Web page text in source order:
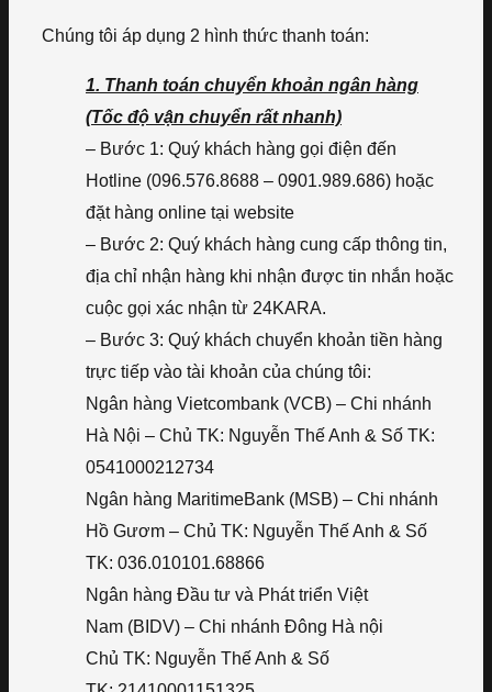
Chúng tôi áp dụng 2 hình thức thanh toán:
1. Thanh toán chuyển khoản ngân hàng
(Tốc độ vận chuyển rất nhanh)
– Bước 1: Quý khách hàng gọi điện đến
Hotline (096.576.8688 – 0901.989.686) hoặc
đặt hàng online tại website
– Bước 2: Quý khách hàng cung cấp thông tin,
địa chỉ nhận hàng khi nhận được tin nhắn hoặc
cuộc gọi xác nhận từ 24KARA.
– Bước 3: Quý khách chuyển khoản tiền hàng
trực tiếp vào tài khoản của chúng tôi:
Ngân hàng Vietcombank (VCB) – Chi nhánh
Hà Nội – Chủ TK: Nguyễn Thế Anh & Số TK:
0541000212734
Ngân hàng MaritimeBank (MSB) – Chi nhánh
Hồ Gươm – Chủ TK: Nguyễn Thế Anh & Số
TK: 036.010101.68866
Ngân hàng Đầu tư và Phát triển Việt
Nam (BIDV) – Chi nhánh Đông Hà nội
Chủ TK: Nguyễn Thế Anh & Số